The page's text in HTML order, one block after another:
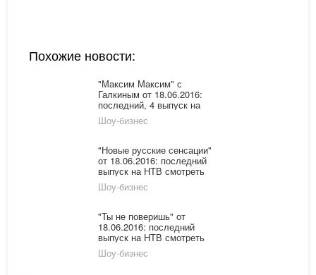
Похожие новости:
"Максим Максим" с
Галкиным от 18.06.2016:
последний, 4 выпуск на
Первом смотреть онлайн
Шоу-бизнес
"Новые русские сенсации"
от 18.06.2016: последний
выпуск на НТВ смотреть
онлайн: Маша Распутина
Шоу-бизнес
"Ты не поверишь" от
18.06.2016: последний
выпуск на НТВ смотреть
онлайн
Шоу-бизнес